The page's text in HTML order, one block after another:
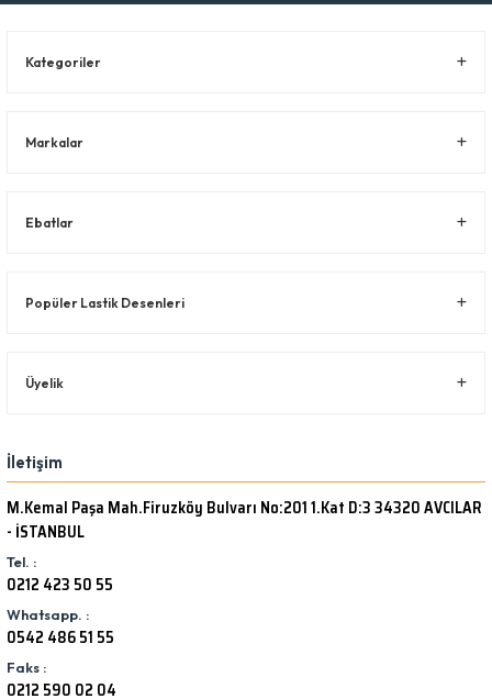
Kategoriler
Markalar
Ebatlar
Popüler Lastik Desenleri
Üyelik
İletişim
M.Kemal Paşa Mah.Firuzköy Bulvarı No:201 1.Kat D:3 34320 AVCILAR
- İSTANBUL
Tel. :
0212 423 50 55
Whatsapp. :
0542 486 51 55
Faks :
0212 590 02 04